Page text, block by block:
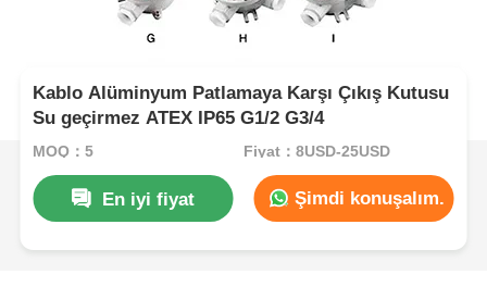
Kablo Alüminyum Patlamaya Karşı Çıkış Kutusu
Su geçirmez ATEX IP65 G1/2 G3/4
MOQ：5 Fiyat：8USD-25USD
En iyi fiyat Şimdi konuşalım.